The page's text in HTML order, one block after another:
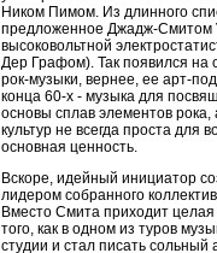
Ником Пимом. Из длинного
предложенное Джадж-Смитом
высоковольтной
Дер Графом). Так появился на
рок-музыки, вернее, ее арт-
конца 60-х - музыка для
основы сплав элементов
культур не всегда проста для
основная ценность.
Вскоре, идейный инициатор
лидером собранного
Вместо Смита приходит целая
того, как в одном из туров
студии и стал писать сольный